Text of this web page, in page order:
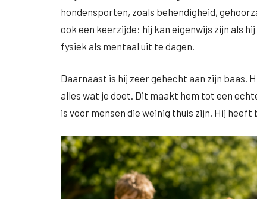
hondensporten, zoals behendigheid,
ook een keerzijde: hij kan eigenwijs zijn als
fysiek als mentaal uit te dagen.
Daarnaast is hij zeer gehecht aan zijn baas.
alles wat je doet. Dit maakt hem tot een
is voor mensen die weinig thuis zijn. Hij